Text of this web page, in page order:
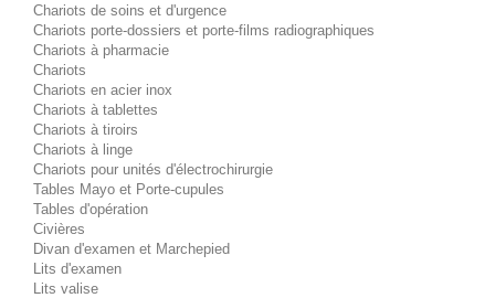
Chariots de soins et d'urgence
Chariots porte-dossiers et porte-films radiographiques
Chariots à pharmacie
Chariots
Chariots en acier inox
Chariots à tablettes
Chariots à tiroirs
Chariots à linge
Chariots pour unités d'électrochirurgie
Tables Mayo et Porte-cupules
Tables d'opération
Civières
Divan d'examen et Marchepied
Lits d'examen
Lits valise